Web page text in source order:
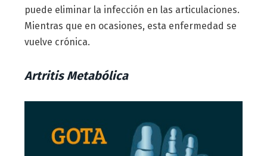
puede eliminar la infección en las articulaciones.
Mientras que en ocasiones, esta enfermedad se
vuelve crónica.
Artritis Metabólica